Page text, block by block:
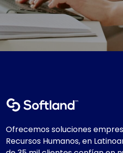
Ofrecemos soluciones
Recursos Humanos, en